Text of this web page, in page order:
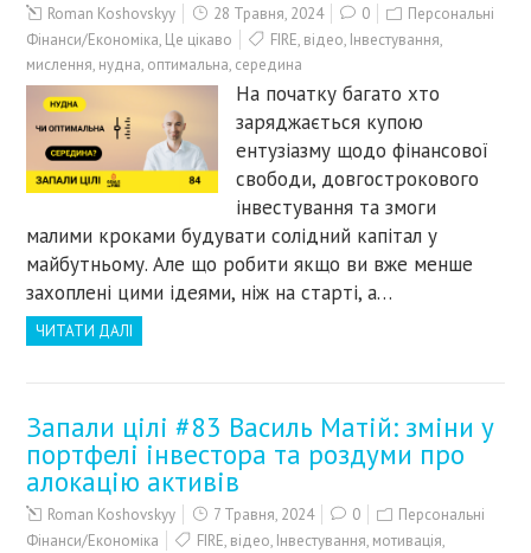
Roman Koshovskyy 28 Травня, 2024 0
Персональні
Фінанси/Економіка, Це цікаво FIRE, відео, Інвестування,
мислення, нудна, оптимальна, середина
На початку багато хто
заряджається купою
ентузіазму щодо фінансової
свободи, довгострокового
інвестування та змоги
малими кроками будувати солідний капітал у
майбутньому. Але що робити якщо ви вже менше
захоплені цими ідеями, ніж на старті, а…
ЧИТАТИ ДАЛІ
Запали цілі #83 Василь Матій: зміни у
портфелі інвестора та роздуми про
алокацію активів
Roman Koshovskyy 7 Травня, 2024 0
Персональні
Фінанси/Економіка
FIRE, відео, Інвестування, мотивація,